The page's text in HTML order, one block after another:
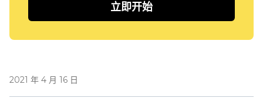
立即开始
2021 年 4 月 16 日